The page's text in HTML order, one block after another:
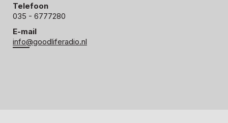
Telefoon
035 - 6777280
E-mail
info@goodliferadio.nl